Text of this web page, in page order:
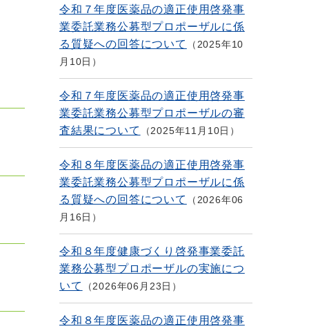
令和７年度医薬品の適正使用啓発事
業委託業務公募型プロポーザルに係
る質疑への回答について
2025年10
月10日
令和７年度医薬品の適正使用啓発事
業委託業務公募型プロポーザルの審
査結果について
2025年11月10日
令和８年度医薬品の適正使用啓発事
業委託業務公募型プロポーザルに係
る質疑への回答について
2026年06
月16日
令和８年度健康づくり啓発事業委託
業務公募型プロポーザルの実施につ
いて
2026年06月23日
令和８年度医薬品の適正使用啓発事